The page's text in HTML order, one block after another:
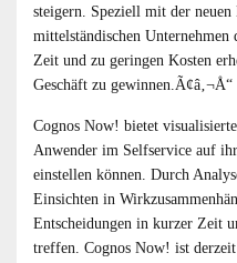
steigern. Speziell mit der
mittelständischen
Zeit und zu geringen Kosten
Geschäft zu gewinnen.Ã¢â‚¬Å“
Cognos Now! bietet
Anwender im Selfservice auf
einstellen können. Durch
Einsichten in
Entscheidungen in kurzer Zeit
treffen. Cognos Now! ist